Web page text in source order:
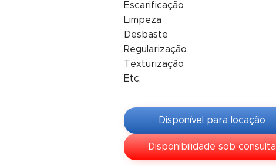
Escarificação
Limpeza
Desbaste
Regularização
Texturização
Etc;
Disponível para locação
Disponibilidade sob consulta